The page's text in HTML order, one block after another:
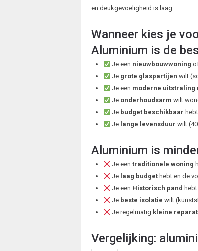
en deukgevoeligheid is laag.
Wanneer kies je
Aluminium is de
Je een nieuwbouwwoning
Je grote glaspartijen wilt
Je een moderne uitstraling
Je onderhoudsarm wilt
Je budget beschikbaar
Je lange levensduur wilt
Aluminium is
Je eentraditionele woning
Je laag budget hebt en de
Je een Historisch pand
Je beste isolatie wilt
Je regelmatig kleine
Vergelijking: